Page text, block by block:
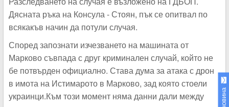
Дясната ръка на Консула - Стоян, пък се опитвал по
всякакъв начин да потули случая.
Според запознати изчезването на машината от
Марково съвпада с друг криминален случай, който не
бе потвърден официално. Става дума за атака с дрон
в имота на Истимарото в Марково, зад която стоели
украинци.Към този момент няма данни дали между